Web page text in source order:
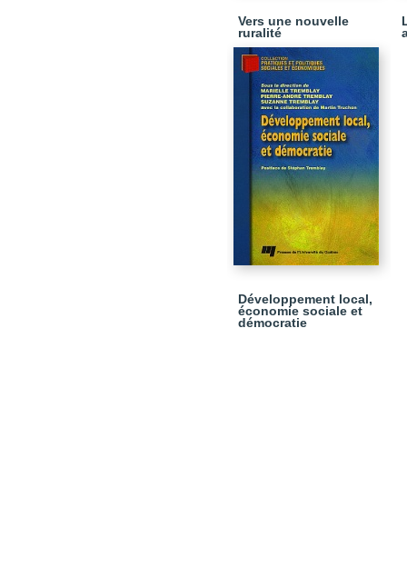
Vers une nouvelle
ruralité
Développement local,
économie sociale et
démocratie